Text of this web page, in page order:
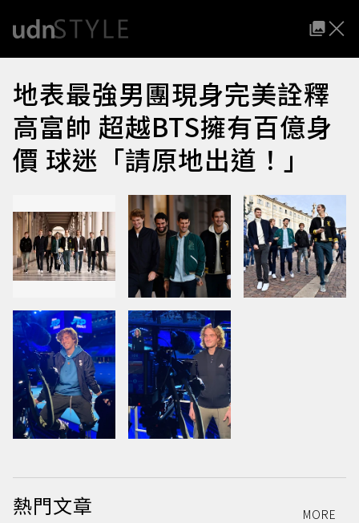
地表最強男團現身完美詮釋
高富帥 超越BTS擁有百億身
價 球迷「請原地出道！」
熱門文章 MORE